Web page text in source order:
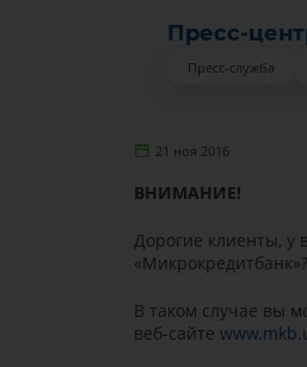
Пресс-
Пресс-служба
21 ноя 2016
ВНИМАНИЕ!
Дорогие клиенты, у
«Микрокредитбанк»?
В таком случае вы
веб-сайте